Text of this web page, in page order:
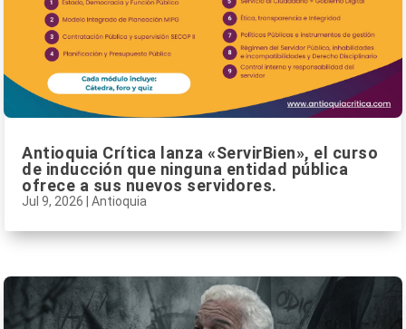
Antioquia Crítica lanza «ServirBien», el curso
de inducción que ninguna entidad pública
ofrece a sus nuevos servidores.
Jul 9, 2026 Antioquia